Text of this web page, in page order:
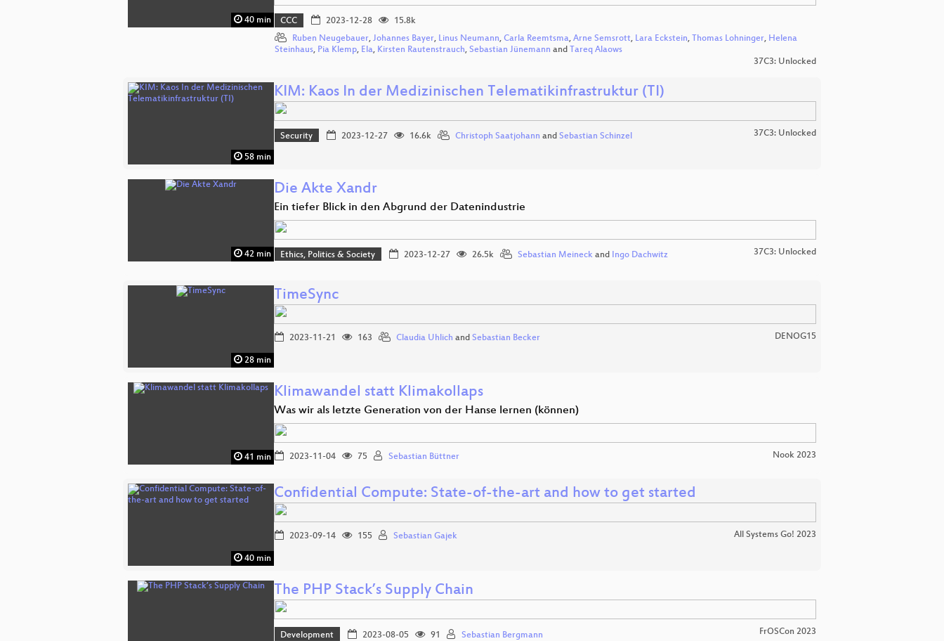
40 min CCC 2023-12-28
15.8k
Ruben Neugebauer, Johannes Bayer, Linus Neumann, Carla Reemtsma, Arne Semsrott, Lara Eckstein, Thomas Lohninger, Helena
Steinhaus, Pia Klemp, Ela, Kirsten Rautenstrauch, Sebastian Jünemann and Tareq Alaows
37C3: Unlocked
58 min
KIM: Kaos In der Medizinischen Telematikinfrastruktur (TI)
Security 2023-12-27 16.6k Christoph Saatjohann and Sebastian Schinzel 37C3: Unlocked
42 min
Die Akte Xandr
Ein tiefer Blick in den Abgrund der Datenindustrie
Ethics, Politics & Society 2023-12-27 26.5k Sebastian Meineckand Ingo Dachwitz 37C3: Unlocked
28 min
TimeSync
2023-11-21 163 Claudia Uhlich and Sebastian Becker DENOG15
41 min
Klimawandel statt Klimakollaps
Was wir als letzte Generation von der Hanse lernen (können)
2023-11-04 75 Sebastian Büttner Nook 2023
40 min
Confidential Compute: State-of-the-art and how to get started
2023-09-14 155 Sebastian Gajek All Systems Go! 2023
The PHP Stack’s Supply Chain
Development 2023-08-05 91 Sebastian Bergmann FrOSCon 2023